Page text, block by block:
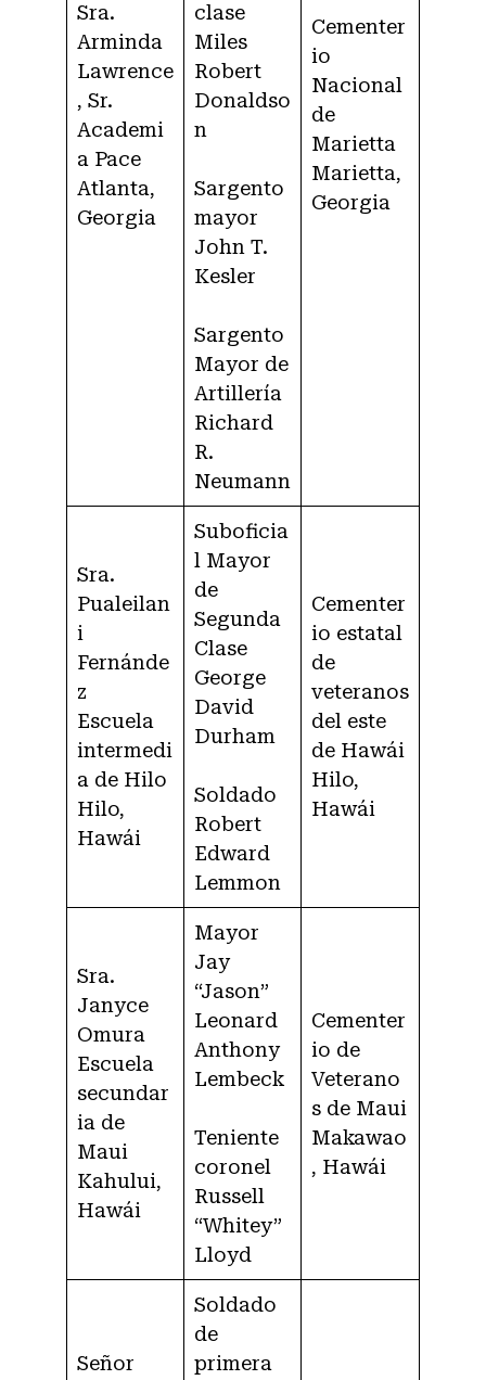
Sra.
Arminda
Lawrence
, Sr.
Academi
a Pace
Atlanta,
Georgia
clase
Miles
Robert
Donaldso
n
Sargento
mayor
John T.
Kesler
Sargento
Mayor de
Artillería
Richard
R.
Neumann
Cementer
io
Nacional
de
Marietta
Marietta,
Georgia
Sra.
Pualeilan
i
Fernánde
z
Escuela
intermedi
a de Hilo
Hilo,
Hawái
Suboficia
l Mayor
de
Segunda
Clase
George
David
Durham
Soldado
Robert
Edward
Lemmon
Cementer
io estatal
de
veteranos
del este
de Hawái
Hilo,
Hawái
Sra.
Janyce
Omura
Escuela
secundar
ia de
Maui
Kahului,
Hawái
Mayor
Jay
“Jason”
Leonard
Anthony
Lembeck
Teniente
coronel
Russell
“Whitey”
Lloyd
Cementer
io de
Veterano
s de Maui
Makawao
, Hawái
Señor
Soldado
de
primera